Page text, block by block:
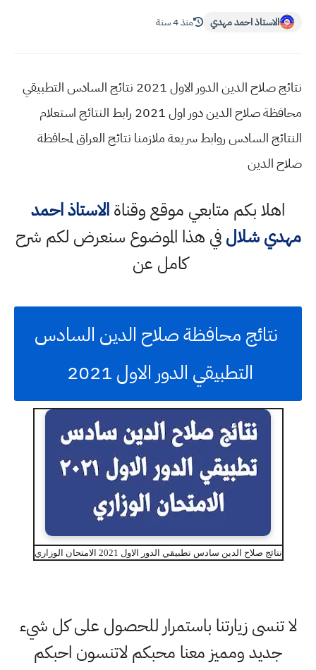
الاستاذ احمد مهدي منذ 4 سنة
نتائج صلاح الدين الدور الاول 2021 نتائج السادس التطبيقي
محافظة صلاح الدين دور اول 2021 رابط النتائج استعلام
النتائج السادس روابط سريعة ملازمنا نتائج العراق لمحافظة
صلاح الدين
اهلا بكم متابعي موقع وقناةالاستاذ احمد
مهدي شلالفي هذا الموضوع سنعرض لكم شرح
كامل عن
نتائج محافظة صلاح الدين السادس
التطبيقي الدور الاول 2021
نتائج صلاح الدين سادس تطبيقي الدور الاول 2021 الامتحان الوزاري
لا تنسى زيارتنا باستمرار للحصول على كل شيء
جديد ومميز معنا محبكم لاتنسون احبكم